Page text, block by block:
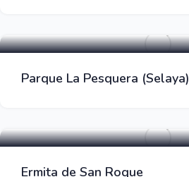
Parque La Pesquera (Selaya)
Ermita de San Roque